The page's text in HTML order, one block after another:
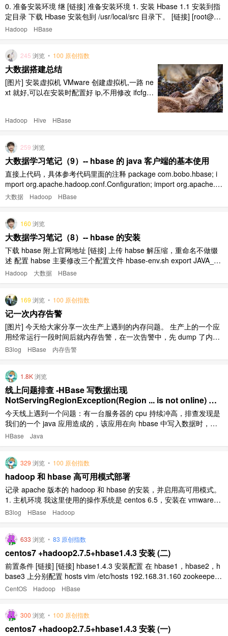
0. 准备安装环境 继 [链接] 准备安装环境 1. 安装 Hbase 1.1 安装到指
定目录 下载 Hbase 安装包到 /usr/local/src 目录下。 [链接] [root@m
aster /usr/local/src]# ls hbase-0.98.24-hadoop1-bin.tar.gz hbase-0
Hadoop HBase
245 浏览 • 100 原创指数
大数据搭建总结
[图片] 安装虚拟机 VMware 创建虚拟机,一路 ne
xt 就好,可以在安装时配置好 ip,不用修改 ifcfg-e
的: 配置好 ip(ping locahost/网关/外网都能 ping
Hadoop Hive HBase
259 浏览
大数据学习笔记（9）-- hbase 的 java 客户端的基本使用
直接上代码，具体参考代码里面的注释 package com.bobo.hbase; i
mport org.apache.hadoop.conf.Configuration; import org.apache.h
adoop.hbase.Cell; import org.apache.hadoop.hbase.CellS ..
大数据 Hadoop HBase
160 浏览
大数据学习笔记（8）-- hbase 的安装
下载 hbase 附上官网地址 [链接] 上传 habse 解压缩，重命名不做缀
述 配置 habse 主要修改三个配置文件 hbase-env.sh export JAVA_H
OME=/root/apps/jdk1.7.0_67 export HBASE_MANAGES_ZK=false
Hadoop 大数据 HBase
169 浏览 • 100 原创指数
记一次内存告警
[图片] 今天给大家分享一次生产上遇到的内存问题。 生产上的一个应
用经常运行一段时间后就内存告警，在一次告警中，先 dump 了内存
下来，然后再重启了应用。 dump 命令： jmap -dump:format=b,file=
B3log HBase 内存告警
1.8K浏览
线上问题排查 -HBase 写数据出现
NotServingRegionException(Region ... is not online) 异
常
今天线上遇到一个问题：有一台服务器的 cpu 持续冲高，排查发现是
我们的一个 java 应用造成的，该应用在向 hbase 中写入数据时，日
志不断地打印下面的异常： org.apache.hadoop.hbase.NotServingR
HBase Java
329 浏览 • 100 原创指数
hadoop 和 hbase 高可用模式部署
记录 apache 版本的 hadoop 和 hbase 的安装，并启用高可用模式。
1. 主机环境 我这里使用的操作系统是 centos 6.5，安装在 vmware
上，共三台。 主机名 IP 操作系统 用户名 安装目录 node1 192.168.
1.101 centos 6.5 wxyuan /opt/hado ..
B3log HBase Hadoop
633 浏览 • 83 原创指数
centos7 +hadoop2.7.5+hbase1.4.3 安装 (二)
前置条件 [链接] [链接] hbase1.4.3 安装配置 在 hbase1，hbase2，h
base3 上分别配置 hosts vim /etc/hosts 192.168.31.160 zookeeper1
192.168.31.161 zookeeper2 192.168.31.162 zookeeper3 上 ..
CentOS Hadoop HBase
300 浏览 • 100 原创指数
centos7 +hadoop2.7.5+hbase1.4.3 安装 (一)